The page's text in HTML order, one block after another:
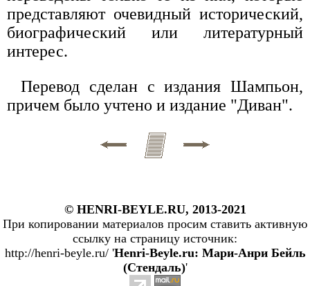
представляют очевидный исторический,
биографический или литературный
интерес.
Перевод сделан с издания Шампьон,
причем было учтено и издание "Диван".
© HENRI-BEYLE.RU, 2013-2021
При копировании материалов просим ставить активную
ссылку на страницу источник:
http://henri-beyle.ru/ 'Henri-Beyle.ru: Мари-Анри Бейль
(Стендаль)'